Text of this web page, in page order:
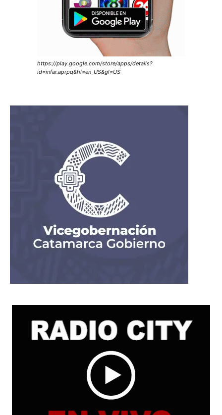
https://play.google.com/store/apps/details?
id=infar.aprpq&hl=en_US&gl=US